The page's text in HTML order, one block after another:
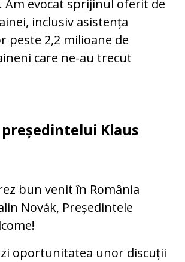
Am evocat sprijinul oferit de
inclusiv asistența
peste 2,2 milioane de
care ne-au trecut
Klaus
bun venit în România
Novák, Președintele
oportunitatea unor discuții